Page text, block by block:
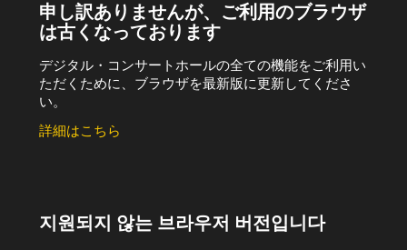
申し訳ありませんが、ご利用のブラウザ
は古くなっております
デジタル・コンサートホールの全ての機能をご利用い
ただくために、ブラウザを最新版に更新してくださ
い。
詳細はこちら
지원되지 않는 브라우저 버전입니다